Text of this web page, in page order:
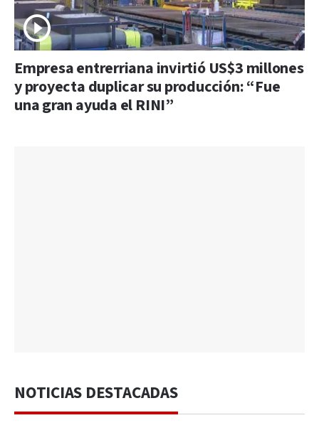
Empresa entrerriana invirtió US$3 millones
y proyecta duplicar su producción: “Fue
una gran ayuda el RINI”
NOTICIAS DESTACADAS